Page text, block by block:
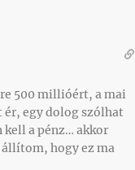
500 millióért, a mai
ér, egy dolog szólhat
kell a pénz… akkor
állítom, hogy ez ma